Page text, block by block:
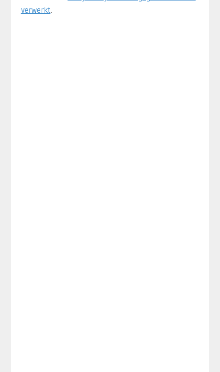
verwerkt.